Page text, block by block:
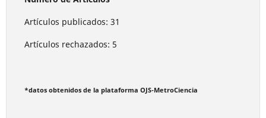
Artículos publicados: 31
Artículos rechazados: 5
*datos obtenidos de la plataforma OJS-MetroCiencia